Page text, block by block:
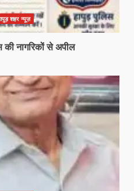
शहर न्यूज़
नागरिकों से अपील